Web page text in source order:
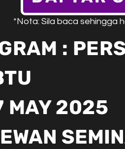
*Nota: Sila baca sehingga
:
MAY 2025